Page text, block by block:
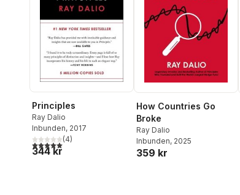
Principles
Ray Dalio
Inbunden, 2017
5,0utav 5 stjärnor. Totalt antal röster:
(4)
344 kr
How Countries Go
Broke
Ray Dalio
Inbunden, 2025
359 kr